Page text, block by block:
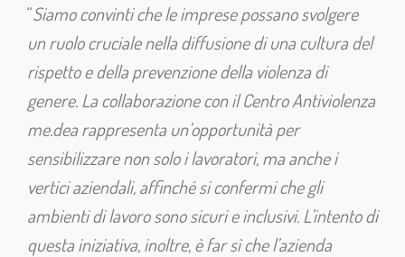
“Siamo convinti che le imprese possano svolgere
un ruolo cruciale nella diffusione di una cultura del
rispetto e della prevenzione della violenza di
genere. La collaborazione con il Centro Antiviolenza
me.dea rappresenta un’opportunità per
sensibilizzare non solo i lavoratori, ma anche i
vertici aziendali, affinché si confermi che gli
ambienti di lavoro sono sicuri e inclusivi. L’intento di
questa iniziativa, inoltre, è far sì che l’azienda